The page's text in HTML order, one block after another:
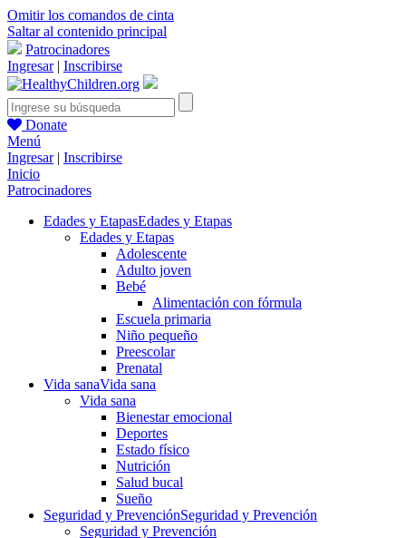
Omitir los comandos de cinta
Saltar al contenido principal
Patrocinadores
Ingresar| Inscribirse
Donate
Menú
Ingresar| Inscribirse
Inicio
Patrocinadores
Edades y EtapasEdades y Etapas
Edades y Etapas
Adolescente
Adulto joven
Bebé
Alimentación con fórmula
Escuela primaria
Niño pequeño
Preescolar
Prenatal
Vida sanaVida sana
Vida sana
Bienestar emocional
Deportes
Estado físico
Nutrición
Salud bucal
Sueño
Seguridad y PrevenciónSeguridad y Prevención
Seguridad y Prevención